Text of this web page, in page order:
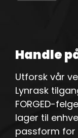
Handle
Utforsk vår
Lynrask
FORGED-
lager til
passform for